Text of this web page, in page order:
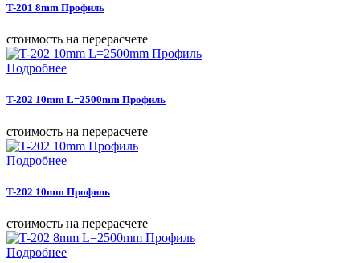
T-201 8mm Профиль
cтоимость на перерасчете
Подробнее
T-202 10mm L=2500mm Профиль
cтоимость на перерасчете
Подробнее
T-202 10mm Профиль
cтоимость на перерасчете
Подробнее